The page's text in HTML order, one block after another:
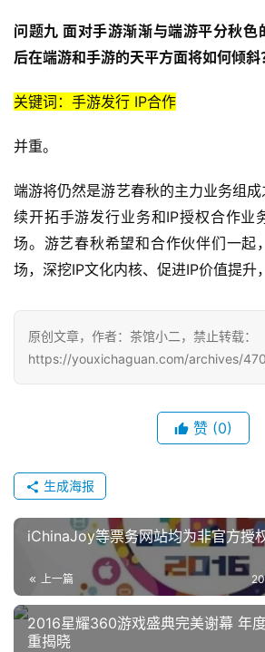
问题九 面对手游渐渐与端游平分秋色
后在端游和手游的天平方面将如何倾斜
关键词：手游发行 IP合作
并重。
端游将仍然是游艺春秋的主力业务组
续开拓手游发行业务和IP授权合作业
场。游艺春秋希望和合作伙伴们一起
场，深挖IP文化内核、促进IP价值提升
原创文章，作者：茶馆小二，禁止转载：
https://youxichaguan.com/archives/
赞 (0)
生成海报
iChinaJoy等票务网站均为非官方授
上一篇
2016星耀360游戏盛典完美谢幕 年
重揭晓